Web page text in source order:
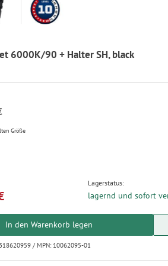
6000K/90 + Halter SH, black
Größe
Lagerstatus:
lagernd und sofort
In den Warenkorb legen
/ MPN: 10062095-01